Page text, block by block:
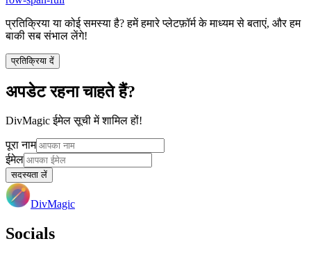
प्रतिक्रिया या कोई समस्या है? हमें हमारे प्लेटफ़ॉर्म के माध्यम से बताएं, और हम
बाकी सब संभाल लेंगे!
प्रतिक्रिया दें
अपडेट रहना चाहते हैं?
DivMagic ईमेल सूची में शामिल हों!
पूरा नाम
ईमेल
सदस्यता लें
DivMagic
Socials